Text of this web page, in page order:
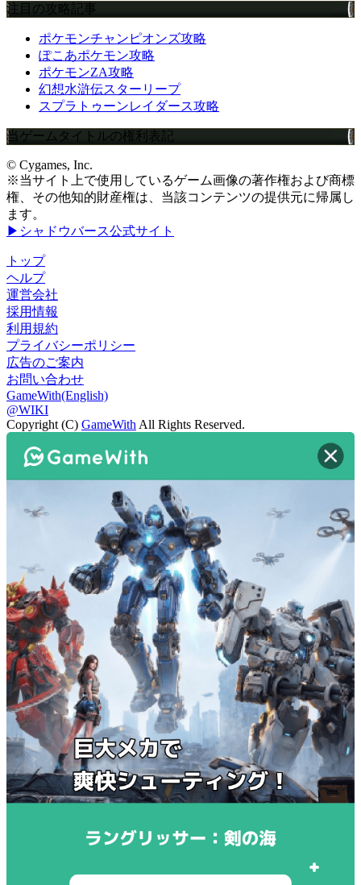
注目の攻略記事
ポケモンチャンピオンズ攻略
ぽこあポケモン攻略
ポケモンZA攻略
幻想水滸伝スターリープ
スプラトゥーンレイダース攻略
当ゲームタイトルの権利表記
© Cygames, Inc.
※当サイト上で使用しているゲーム画像の著作権および商標
権、その他知的財産権は、当該コンテンツの提供元に帰属し
ます。
▶シャドウバース公式サイト
トップ
ヘルプ
運営会社
採用情報
利用規約
プライバシーポリシー
広告のご案内
お問い合わせ
GameWith(English)
@WIKI
Copyright (C) GameWith All Rights Reserved.